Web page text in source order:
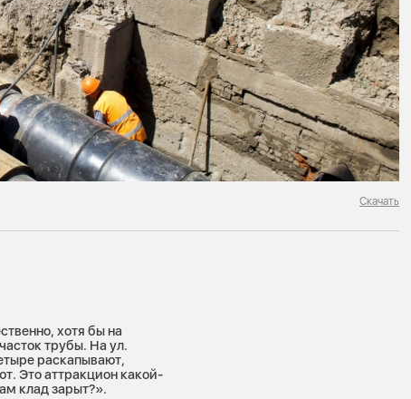
Скачать
хотя бы на
трубы. На ул.
раскапывают,
Это аттракцион какой-
клад зарыт?».